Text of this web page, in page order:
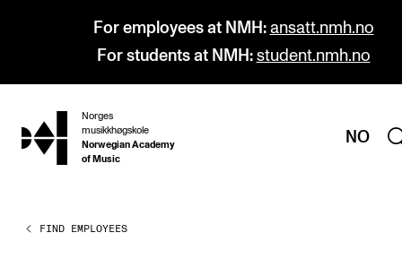
For employees at NMH: ansatt.nmh.no
For students at NMH: student.nmh.no
hjem
Norges
musikkhøgskole
Norwegian Academy
of Music
NO
PROGRAMMES
FIND EMPLOYEES